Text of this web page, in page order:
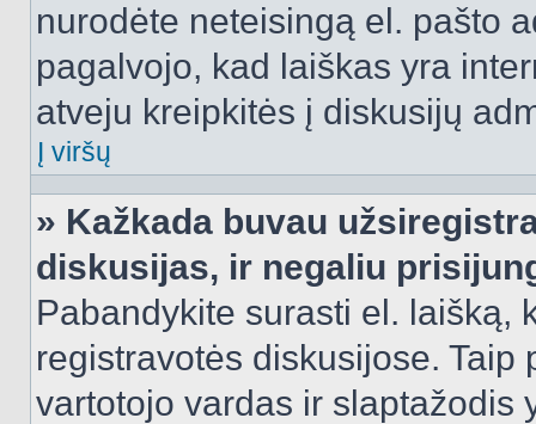
nurodėte neteisingą el. pašto
pagalvojo, kad laiškas yra
atveju kreipkitės į diskusijų
Į viršų
» Kažkada buvau
diskusijas, ir negaliu
Pabandykite surasti el. laišką,
registravotės diskusijose.
vartotojo vardas ir slaptažodis